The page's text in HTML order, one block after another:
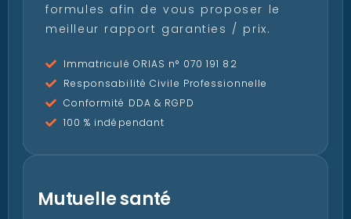
formules afin de vous proposer le
meilleur rapport garanties / prix.
Immatriculé ORIAS n° 070 191 82
Responsabilité Civile Professionnelle
Conformité DDA & RGPD
100 % indépendant
Mutuelle santé